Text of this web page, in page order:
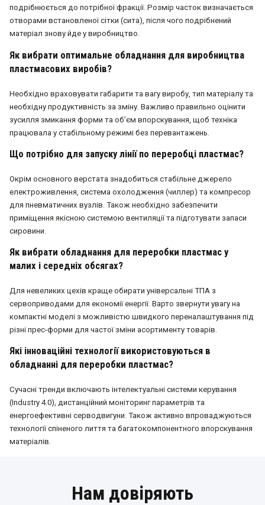
подрібнюється до потрібної фракції. Розмір часток визначається
отворами встановленої сітки (сита), після чого подрібнений
матеріал знову йде у виробництво.
Як вибрати оптимальне обладнання для виробництва
пластмасових виробів?
Необхідно враховувати габарити та вагу виробу, тип матеріалу та
необхідну продуктивність за зміну. Важливо правильно оцінити
зусилля змикання форми та об’єм впорскування, щоб техніка
працювала у стабільному режимі без перевантажень.
Що потрібно для запуску лінії по переробці пластмас?
Окрім основного верстата знадобиться стабільне джерело
електроживлення, система охолодження (чиллер) та компресор
для пневматичних вузлів. Також необхідно забезпечити
приміщення якісною системою вентиляції та підготувати запаси
сировини.
Як вибрати обладнання для переробки пластмас у
малих і середніх обсягах?
Для невеликих цехів краще обирати універсальні ТПА з
сервоприводами для економії енергії. Варто звернути увагу на
компактні моделі з можливістю швидкого переналаштування під
різні прес-форми для частої зміни асортименту товарів.
Які інноваційні технології використовуються в
обладнанні для переробки пластмас?
Сучасні тренди включають інтелектуальні системи керування
(Industry 4.0), дистанційний моніторинг параметрів та
енергоефективні серводвигуни. Також активно впроваджуються
технології спіненого лиття та багатокомпонентного впорскування
матеріалів.
Нам довіряють